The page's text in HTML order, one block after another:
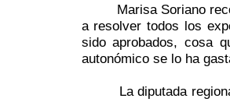
Marisa Soriano
a resolver todos los
sido aprobados, cosa
autonómico se lo ha
La diputada